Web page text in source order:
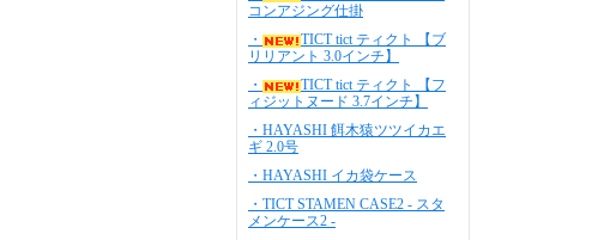
コンアジング仕掛
・
TICT tict ティクト 【ブ
リリアント 3.0インチ】
・
TICT tict ティクト 【フ
ィジットヌード 3.7インチ】
・HAYASHI 餌木猿ツツイカエ
ギ 2.0号
・HAYASHI イカ袋ケース
・TICT STAMEN CASE2 - スタ
メンケース2 -